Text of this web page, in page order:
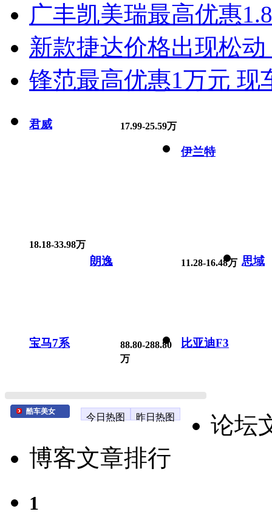
广丰凯美瑞最高优惠
新款捷达价格出现松
锋范最高优惠1万元 现
君威 17.99-25.59万
伊兰特
18.18-33.98万
朗逸 11.28-16.48万 思域
宝马7系
88.80-288.80
万
比亚迪F3
酷车美女
今日热图 昨日热图
论坛
博客文章排行
1